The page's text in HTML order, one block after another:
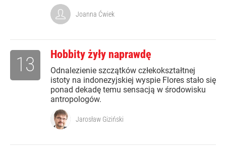
Joanna Ćwiek
Hobbity żyły naprawdę
Odnalezienie szczątków człekokształtnej
istoty na indonezyjskiej wyspie Flores stało się
ponad dekadę temu sensacją w środowisku
antropologów.
13
Jarosław Giziński